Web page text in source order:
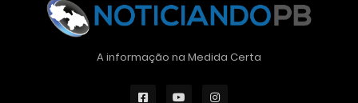
A informação na Medida Certa